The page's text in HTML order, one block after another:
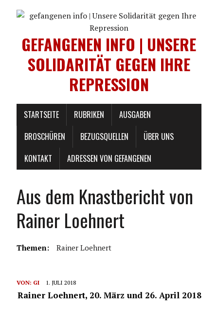
GEFANGENEN INFO | UNSERE
SOLIDARITÄT GEGEN IHRE
REPRESSION
STARTSEITE RUBRIKEN
AUSGABEN
BROSCHÜREN
BEZUGSQUELLEN
ÜBER UNS
KONTAKT
ADRESSEN VON GEFANGENEN
Aus dem Knastbericht von
Rainer Loehnert
Themen: Rainer Loehnert
VON: GI 1. JULI 2018
Rainer Loehnert, 20. März und 26. April 2018